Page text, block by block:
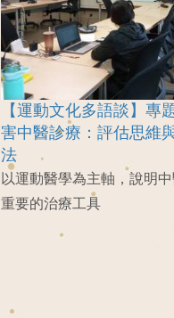
【運動文化多語談】專
害中醫診療：評估思維
法
以運動醫學為主軸，說明
重要的治療工具